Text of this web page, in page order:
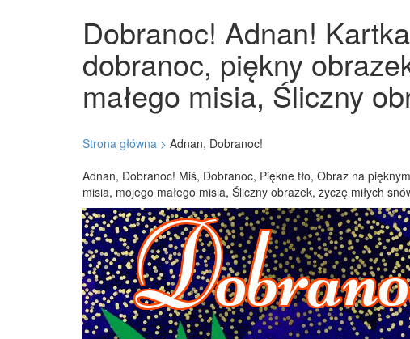
Dobranoc! Adnan!
dobranoc, piękny
małego misia, Śliczny
Strona główna > Adnan, Dobranoc!
Adnan, Dobranoc! Miś, Dobranoc, Piękne tło, Obraz na
misia, mojego małego misia, Śliczny obrazek, życzę miłych